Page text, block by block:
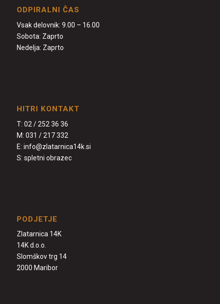
ODPIRALNI ČAS
Vsak delovnik: 9.00 – 16.00
Sobota: Zaprto
Nedelja: Zaprto
HITRI KONTAKT
T: 02 / 252 36 36
M: 031 / 217 332
E: info@zlatarnica14k.si
S: spletni obrazec
PODJETJE
Zlatarnica 14K
14K d.o.o.
Slomškov trg 14
2000 Maribor